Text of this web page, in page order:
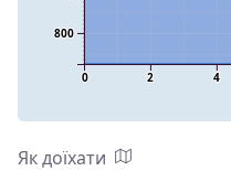
0 2 4
800
Як доїхати